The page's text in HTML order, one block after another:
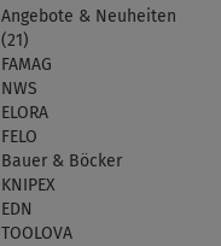
Angebote & Neuheiten
(21)
FAMAG
NWS
ELORA
FELO
Bauer & Böcker
KNIPEX
EDN
TOOLOVA